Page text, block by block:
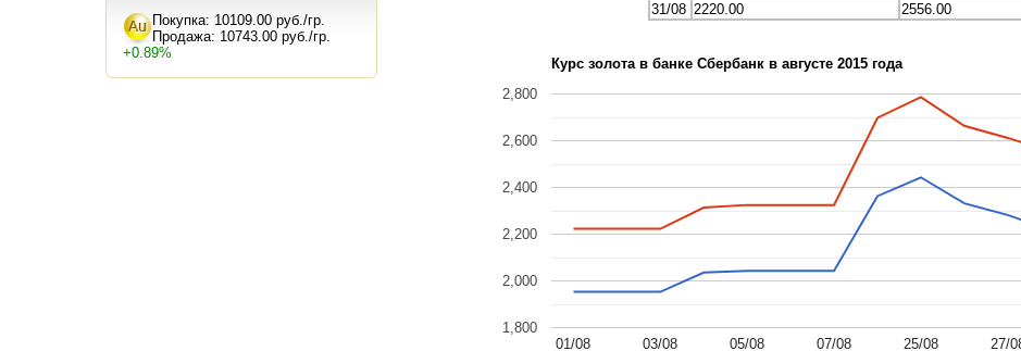
31/08 2220.00 2556.00
Курс золота в банке Сбербанк в августе 2015 года
01/08 03/08 05/08 07/08 25/08 27/
1,800
2,000
2,200
2,400
2,600
2,800
Покупка: 10109.00 руб./гр.
Продажа: 10743.00 руб./гр.
+0.89%